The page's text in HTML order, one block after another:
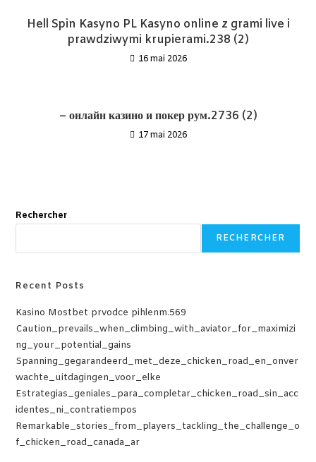
Hell Spin Kasyno PL Kasyno online z grami live i
prawdziwymi krupierami.238 (2)
16 mai 2026
– онлайн казино и покер рум.2736 (2)
17 mai 2026
Rechercher
RECHERCHER
Recent Posts
Kasino Mostbet prvodce pihlenm.569
Caution_prevails_when_climbing_with_aviator_for_maximizi
ng_your_potential_gains
Spanning_gegarandeerd_met_deze_chicken_road_en_onver
wachte_uitdagingen_voor_elke
Estrategias_geniales_para_completar_chicken_road_sin_acc
identes_ni_contratiempos
Remarkable_stories_from_players_tackling_the_challenge_o
f_chicken_road_canada_ar